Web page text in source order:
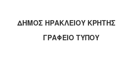
2019
2018
ΔΗΜΟΣ ΗΡΑΚΛΕΙΟΥ ΚΡΗΤΗΣ
ΓΡΑΦΕΙΟ ΤΥΠΟΥ